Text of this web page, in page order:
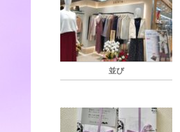
並び